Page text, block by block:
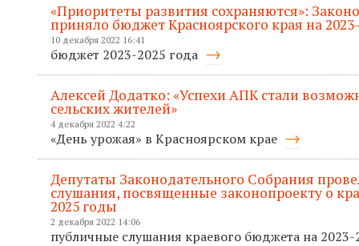
«Приоритеты развития сохраняются»:
приняло бюджет Красноярского края на
10 декабря 2022 16:41
бюджет 2023-2025 года
Алексей Додатко: «Успехи АПК стали
сельских жителей»
4 декабря 2022 4:22
«День урожая» в Красноярском крае
Депутаты Законодательного Собрания
слушания, посвященные законопроекту о
2025 годы
2 декабря 2022 14:06
публичные слушания краевого бюджета на